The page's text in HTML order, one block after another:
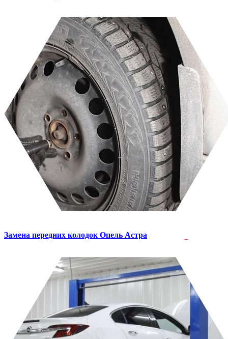
Замена передних колодок Опель Астра